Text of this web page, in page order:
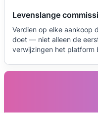
Levenslange
Verdien op elke aankoop
doet — niet alleen de
verwijzingen het platform